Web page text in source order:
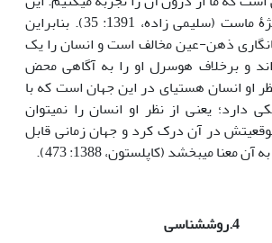
بدن، همان بدن ویژۀ ماست (سلیمی زاده، 1391: 35). بنابراین
ذهن-عین مخالف است و انسان را یک
و برخلاف هوسرل او را به آگاهی محض
او انسان هستی­ای در این جهان است که با
دارد؛ یعنی از نظر او انسان را نمی­توان
در آن درک کرد و جهان زمانی قابل
می­بخشد (کاپلستون، 1388: 473).
4.روش­شناسی